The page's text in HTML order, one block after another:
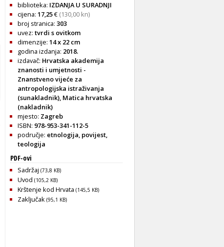
biblioteka: IZDANJA U SURADNJI
cijena: 17,25€ (130,00 kn)
broj stranica: 303
uvez: tvrdi s ovitkom
dimenzije: 14 x 22 cm
godina izdanja: 2018.
izdavač: Hrvatska akademija
znanosti i umjetnosti -
Znanstveno vijeće za
antropologijska istraživanja
(sunakladnik), Matica hrvatska
(nakladnik)
mjesto: Zagreb
ISBN: 978-953-341-112-5
područje: etnologija, povijest,
teologija
PDF-ovi
Sadržaj (73,8 KB)
Uvod (105,2 KB)
Krštenje kod Hrvata (145,5 KB)
Zaključak (95,1 KB)